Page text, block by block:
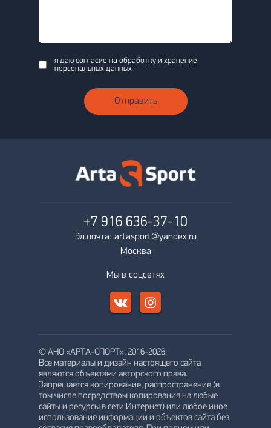
я даю согласие на обработку и хранение
персональных данных
Отправить
+7 916 636-37-10
Эл.почта: artasport@yandex.ru
Москва
Мы в соцсетях
© АНО «АРТА-СПОРТ», 2016-2026.
Все материалы и дизайн настоящего сайта
являются объектами авторского права.
Запрещается копирование, распространение (в
том числе посредством копирования на любые
сайты и ресурсы в сети Интернет) или любое иное
использование информации и объектов сайта без